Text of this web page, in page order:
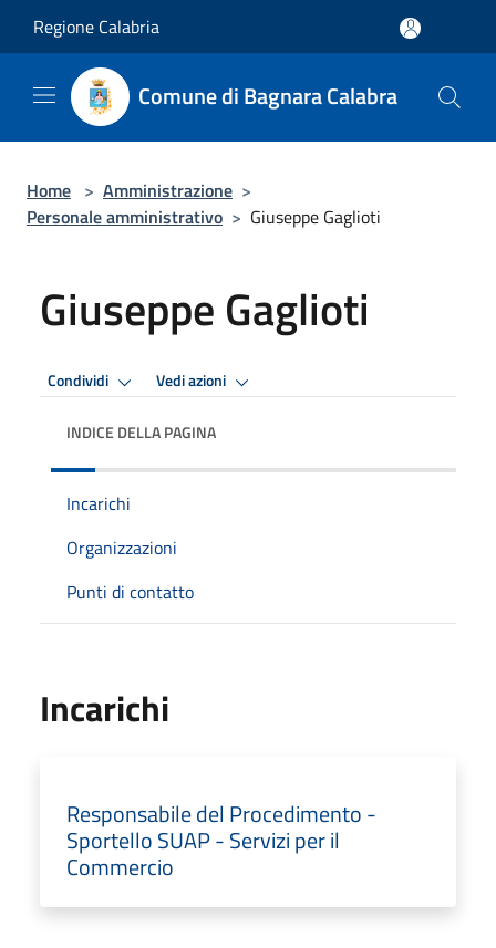
Regione Calabria
Comune di Bagnara Calabra
Home > Amministrazione >
Personale amministrativo > Giuseppe Gaglioti
Giuseppe Gaglioti
Condividi Vedi azioni
INDICE DELLA PAGINA
Incarichi
Organizzazioni
Punti di contatto
Incarichi
Responsabile del Procedimento -
Sportello SUAP - Servizi per il
Commercio